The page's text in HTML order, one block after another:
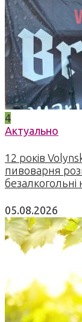
4
Актуально
12 років
пивоварня
безалкогольні
05.08.2026